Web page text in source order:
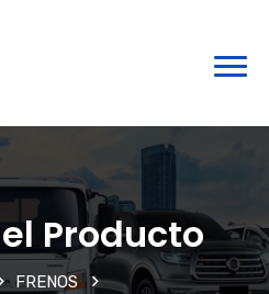
Producto
FRENOS